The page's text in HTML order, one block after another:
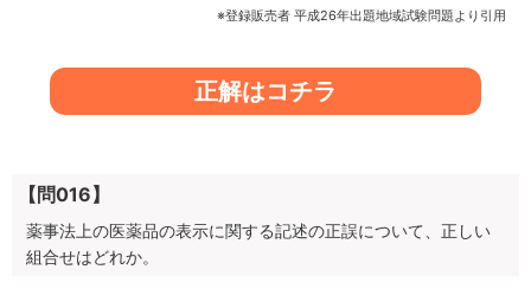
※登録販売者 平成26年出題地域試験問題より引用
正解はコチラ
【問016】
薬事法上の医薬品の表示に関する記述の正誤について、正しい
組合せはどれか。